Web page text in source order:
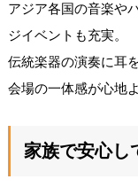
アジア各国の音楽や
ジイベントも充実。
伝統楽器の演奏に耳
会場の一体感が心地
家族で安心し